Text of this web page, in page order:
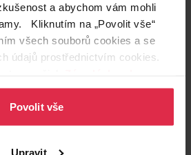
a abychom vám mohli
Kliknutím na „Povolit vše“
všech souborů cookies a se
údajů prostřednictvím cookies.
Povolit vše
Upravit
PE-PO dřevěný podpalovač
kostičky 28 ks
49,90 Kč